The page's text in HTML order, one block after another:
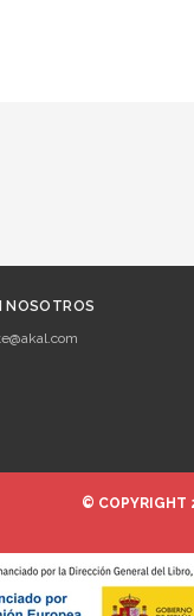
NOSOTROS
© COPYRIGHT